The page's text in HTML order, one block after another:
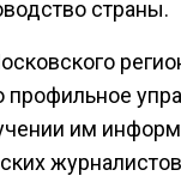
страны.
профильное
им